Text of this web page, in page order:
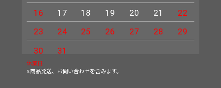
16
17 18 19 20 21
22
23
24 25 26 27 28
29
30
31
休業日
※商品発送、お問い合わせを含みます。